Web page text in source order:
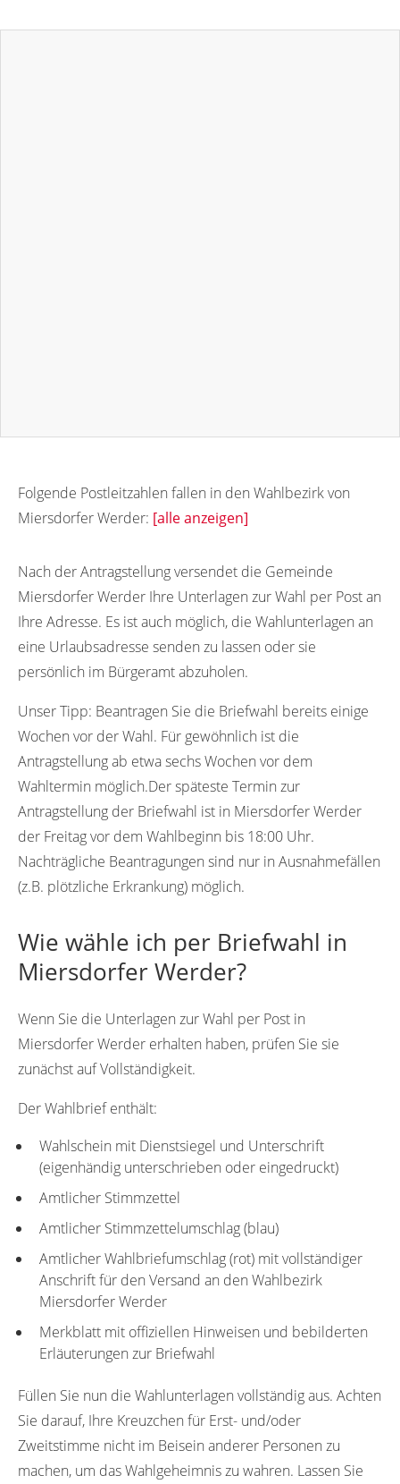
Folgende Postleitzahlen fallen in den Wahlbezirk von
Miersdorfer Werder: [alle anzeigen]
Nach der Antragstellung versendet die Gemeinde
Miersdorfer Werder Ihre Unterlagen zur Wahl per Post an
Ihre Adresse. Es ist auch möglich, die Wahlunterlagen an
eine Urlaubsadresse senden zu lassen oder sie
persönlich im Bürgeramt abzuholen.
Unser Tipp: Beantragen Sie die Briefwahl bereits einige
Wochen vor der Wahl. Für gewöhnlich ist die
Antragstellung ab etwa sechs Wochen vor dem
Wahltermin möglich.Der späteste Termin zur
Antragstellung der Briefwahl ist in Miersdorfer Werder
der Freitag vor dem Wahlbeginn bis 18:00 Uhr.
Nachträgliche Beantragungen sind nur in Ausnahmefällen
(z.B. plötzliche Erkrankung) möglich.
Wie wähle ich per Briefwahl in
Miersdorfer Werder?
Wenn Sie die Unterlagen zur Wahl per Post in
Miersdorfer Werder erhalten haben, prüfen Sie sie
zunächst auf Vollständigkeit.
Der Wahlbrief enthält:
Wahlschein mit Dienstsiegel und Unterschrift
(eigenhändig unterschrieben oder eingedruckt)
Amtlicher Stimmzettel
Amtlicher Stimmzettelumschlag (blau)
Amtlicher Wahlbriefumschlag (rot) mit vollständiger
Anschrift für den Versand an den Wahlbezirk
Miersdorfer Werder
Merkblatt mit offiziellen Hinweisen und bebilderten
Erläuterungen zur Briefwahl
Füllen Sie nun die Wahlunterlagen vollständig aus. Achten
Sie darauf, Ihre Kreuzchen für Erst- und/oder
Zweitstimme nicht im Beisein anderer Personen zu
machen, um das Wahlgeheimnis zu wahren. Lassen Sie